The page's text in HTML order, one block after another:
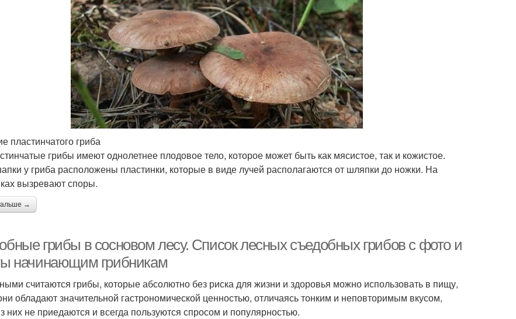
пластинчатого гриба
грибы имеют однолетнее плодовое тело, которое может быть как мясистое, так и кожистое.
у гриба расположены пластинки, которые в виде лучей располагаются от шляпки до ножки. На
вызревают споры.
→
грибы в сосновом лесу. Список лесных съедобных грибов с фото и
начинающим грибникам
считаются грибы, которые абсолютно без риска для жизни и здоровья можно использовать в пищу,
обладают значительной гастрономической ценностью, отличаясь тонким и неповторимым вкусом,
них не приедаются и всегда пользуются спросом и популярностью.